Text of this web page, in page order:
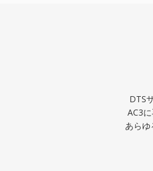
マエレク
DTS
AC3
あらゆ